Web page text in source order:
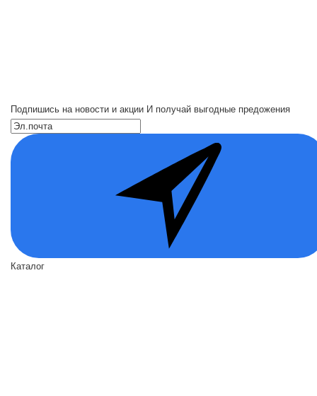
Подпишись на новости и акции И получай выгодные предожения
Каталог